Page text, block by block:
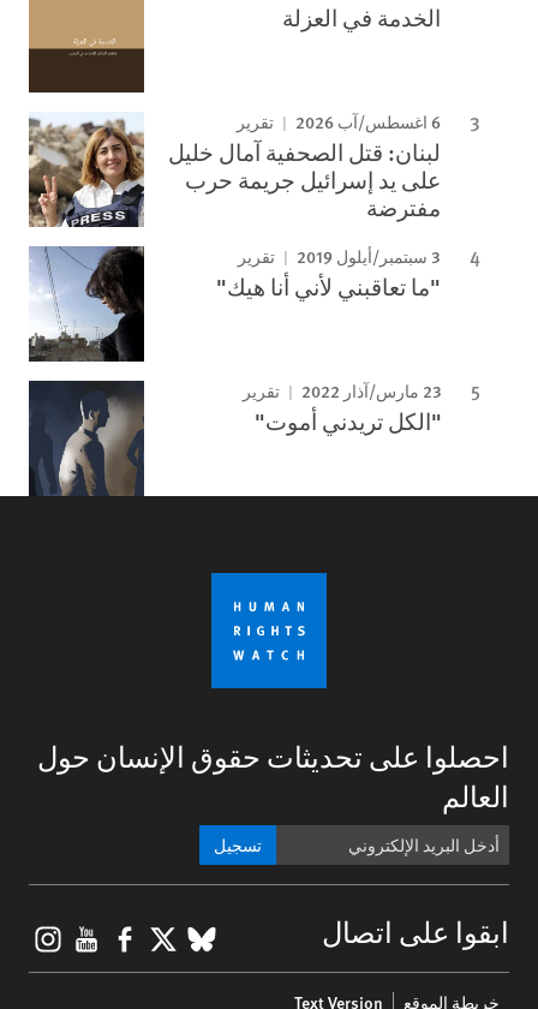
الخدمة في العزلة
6 اغسطس/آب 2026 تقرير
لبنان: قتل الصحفية آمال خليل
على يد إسرائيل جريمة حرب
مفترضة
3 سبتمبر/أيلول 2019 تقرير
"ما تعاقبني لأني أنا هيك"
23 مارس/آذار 2022 تقرير
"الكل تريدني أموت"
احصلوا على تحديثات حقوق الإنسان حول
العالم
تسجيل
ابقوا على اتصال BlueSky
X
خريطة الموقع Text Version